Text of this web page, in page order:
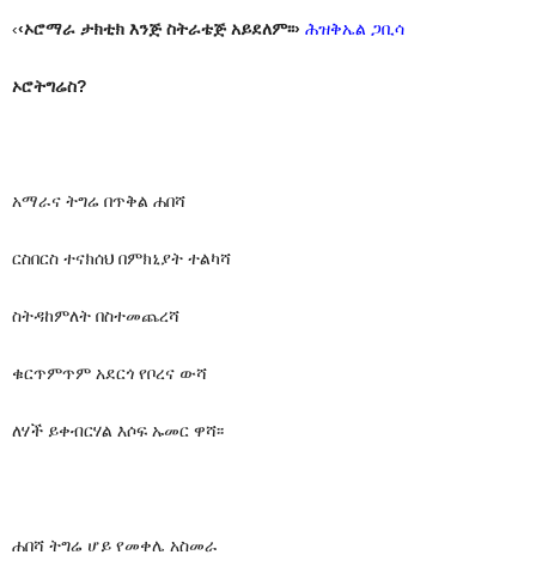
‹‹ኦሮማራ ታክቲክ እንጅ ስትራቴጅ አይደለም፡፡› ሕዝቅኤል ጋቢሳ
ኦሮትግሬስ?
አማራና ትግሬ በጥቅል ሐበሻ
ርስበርስ ተናክሰህ በምክኒያት ተልካሻ
ስትዳከምለት በስተመጨረሻ
ቁርጥምጥም አደርጎ የቦረና ውሻ
ለሃች ይቀብርሃል እሶፍ ኡመር ዋሻ፡፡
ሐበሻ ትግሬ ሆይ የመቀሌ አስመራ